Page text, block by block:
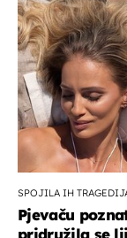
SPOJILA IH
Pjevaču
pridružila se